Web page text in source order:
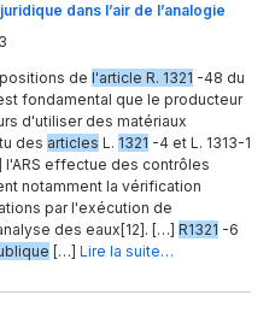
dans l’air de l’analogie
de l'article R. 1321 -48 du
fondamental que le producteur
d'utiliser des matériaux
des articles L. 1321 -4 et L. 1313-1
l'ARS effectue des contrôles
notamment la vérification
par l'exécution de
des eaux[12]. […] R1321 -6
[…] Lire la suite…